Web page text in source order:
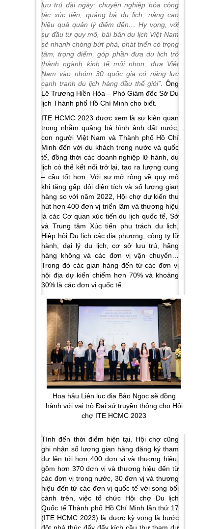
lưu trú dài ngày; chuyên nghiệp hóa công
tác xúc tiến, quảng bá du lịch, nâng cao
hiệu quả quản lý điểm đến… Hy vọng, với
sự đầu tư quy mô, bài bản du lịch Việt Nam
sẽ nhanh chóng bứt phá, phát triển có trọng
tâm, trọng điểm, góp phần đưa du lịch trở
thành ngành kinh tế mũi nhọn, đưa Việt
Nam vào nhóm 30 quốc gia có năng lực
cạnh tranh du lịch hàng đầu thế giới”
Ông
Lê Trương Hiền Hòa – Phó Giám đốc Sở Du
lịch Thành phố Hồ Chí Minh cho biết.
ITE HCMC 2023 được xem là sự kiện quan
trọng nhằm quảng bá hình ảnh đất nước,
con người Việt Nam và Thành phố Hồ Chí
Minh đến với du khách trong nước và quốc
tế, đồng thời các doanh nghiệp lữ hành, du
lịch có thể kết nối trở lại, tạo ra lượng cung
– cầu tốt hơn. Với sự mở rộng về quy mô
khi tăng gấp đôi diện tích và số lượng gian
hàng so với năm 2022, Hội chợ dự kiến thu
hút hơn 400 đơn vị triển lãm và thương hiệu
là các Cơ quan xúc tiến du lịch quốc tế, Sở
và Trung tâm Xúc tiến phụ trách du lịch,
Hiệp hội Du lịch các địa phương, công ty lữ
hành, đại lý du lịch, cơ sở lưu trú, hãng
hàng không và các đơn vị vận chuyển…
Trong đó các gian hàng đến từ các đơn vị
nội địa dự kiến chiếm hơn 70% và khoảng
30% là các đơn vị quốc tế.
Hoa hậu Liên lục địa Bảo Ngọc sẽ đồng
hành với vai trò Đại sứ truyền thông cho Hội
chợ ITE HCMC 2023
Tính đến thời điểm hiện tại, Hội chợ cũng
ghi nhận số lượng gian hàng đăng ký tham
dự lên tới hơn 400 đơn vị và thương hiệu,
gồm hơn 370 đơn vị và thương hiệu đến từ
các đơn vị trong nước, 30 đơn vị và thương
hiệu đến từ các đơn vị quốc tế với song bối
cảnh trên, việc tổ chức Hội chợ Du lịch
Quốc tế Thành phố Hồ Chí Minh lần thứ 17
(ITE HCMC 2023) là được kỳ vọng là bước